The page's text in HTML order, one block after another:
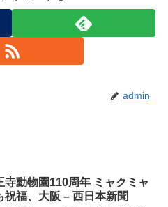
admin
寺動物園110周年 ミャクミャ
祝福、 大阪 – 西日本新聞